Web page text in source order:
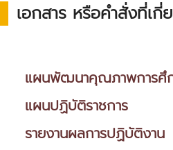
เอกสาร หรือคำสั่งที่เกี่
แผนพัฒนาคุณภาพการศึ
แผนปฏิบัติราชการ
รายงานผลการปฏิบัติงาน